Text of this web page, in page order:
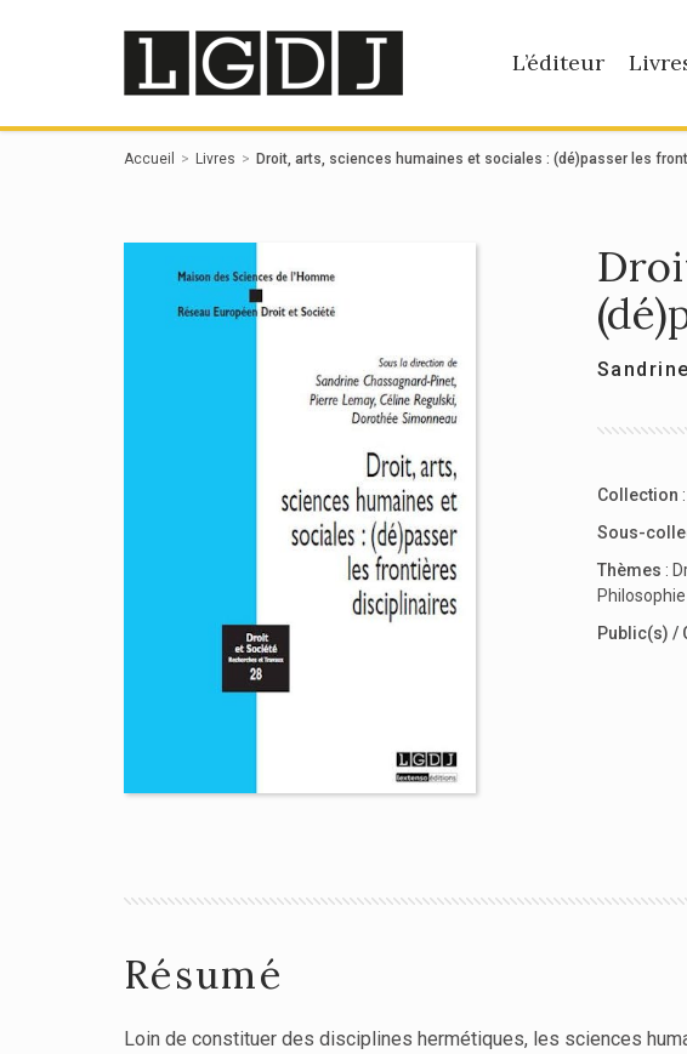
L’éditeur
Accueil Livres Droit, arts, sciences humaines et sociales : (dé)passer les
Collection :
Sous-
Thèmes :
Public(s) /
Résumé
Loin de constituer des disciplines hermétiques, les sciences